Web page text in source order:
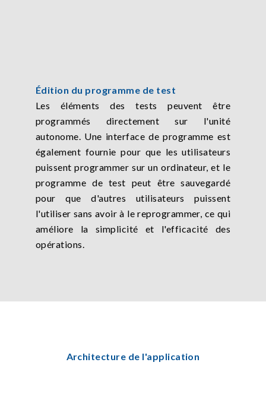
Édition du programme de test
Les éléments des tests peuvent être
programmés directement sur l'unité
autonome. Une interface de programme est
également fournie pour que les utilisateurs
puissent programmer sur un ordinateur, et le
programme de test peut être sauvegardé
pour que d'autres utilisateurs puissent
l'utiliser sans avoir à le reprogrammer, ce qui
améliore la simplicité et l'efficacité des
opérations.
Architecture de l'application